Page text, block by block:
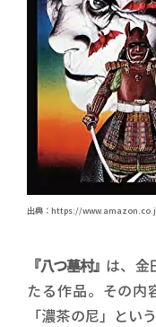
出典：https://
『八つ墓村』 は、金
たる作品。その内
「濃茶の尼」とい